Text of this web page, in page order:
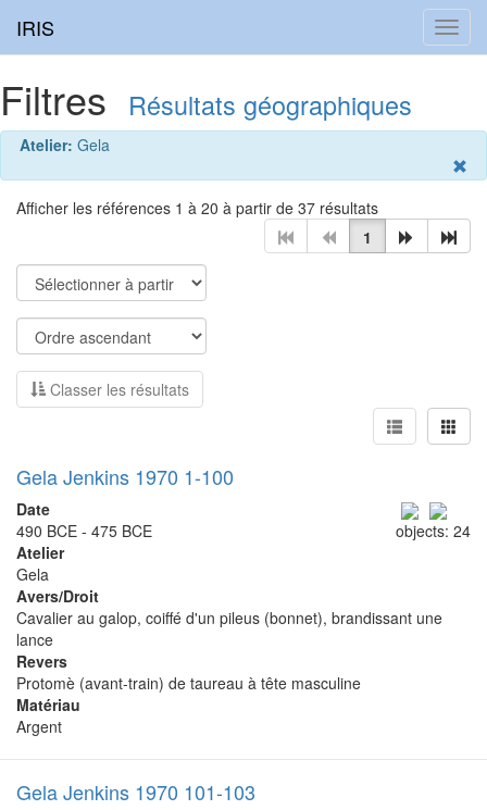
IRIS
Filtres Résultats géographiques
Atelier: Gela
Afficher les références 1 à 20 à partir de 37 résultats
1
Classer les résultats
Gela Jenkins 1970 1-100
objects: 24
Date
490 BCE - 475 BCE
Atelier
Gela
Avers/Droit
Cavalier au galop, coiffé d'un pileus (bonnet), brandissant une
lance
Revers
Protomè (avant-train) de taureau à tête masculine
Matériau
Argent
Gela Jenkins 1970 101-103